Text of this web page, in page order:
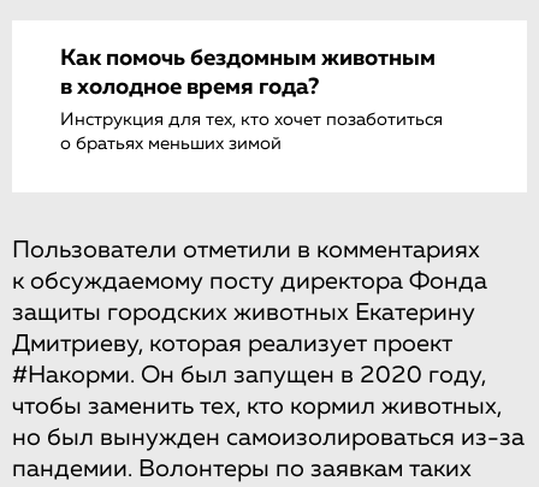
Как помочь бездомным животным
в холодное время года?
Инструкция для тех, кто хочет позаботиться
о братьях меньших зимой
Пользователи отметили в комментариях
к обсуждаемому посту директора Фонда
защиты городских животных Екатерину
Дмитриеву, которая реализует проект
#Накорми. Он был запущен в 2020 году,
чтобы заменить тех, кто кормил животных,
но был вынужден самоизолироваться из-за
пандемии. Волонтеры по заявкам таких